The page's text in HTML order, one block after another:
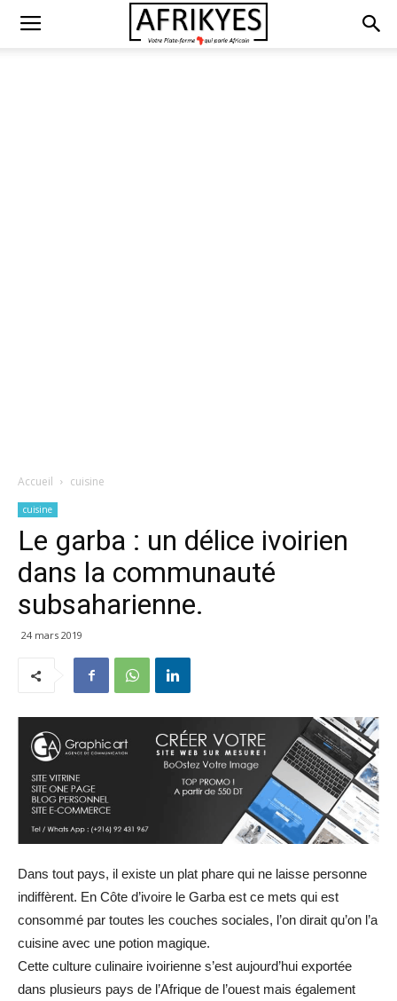
Accueil cuisine
cuisine
Le garba : un délice ivoirien
dans la communauté
subsaharienne.
24 mars 2019
Dans tout pays, il existe un plat phare qui ne laisse personne
indiffèrent. En Côte d’ivoire le Garba est ce mets qui est
consommé par toutes les couches sociales, l’on dirait qu’on l’a
cuisine avec une potion magique.
Cette culture culinaire ivoirienne s’est aujourd’hui exportée
dans plusieurs pays de l’Afrique de l’ouest mais également